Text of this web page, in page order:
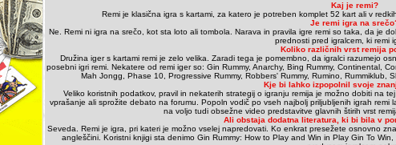
Kaj je remi?
Remi je klasična igra s kartami, za katero je potreben komplet 52 kart ali v
Je remi igra na
Ne. Remi ni igra na srečo, kot sta loto ali tombola. Narava in pravila igre remi so taka, da je
prednosti pred igralcem, ki remi
Koliko različnih vrst remija
Družina iger s kartami remi je zelo velika. Zaradi tega je pomembno, da igralci razumejo
posebni igri remi. Nekatere od remi iger so: Gin Rummy, Anarchy, Bing Rummy, Continental,
Mah Jongg, Phase 10, Progressive Rummy, Robbers' Rummy, Rumino, Rummiklub,
Kje bi lahko izpopolnil svoje
Veliko koristnih podatkov, pravil in nekaterih strategij o igranju remija je možno dobiti na
vprašanje ali sprožite debato na forumu. Popoln vodič po vseh najbolj priljubljenih igrah remi
na voljo tudi obsežne video predstavitve glavnih štirih vrst
Ali obstaja dodatna literatura, ki bi bila v
Seveda. Remi je igra, pri kateri je možno vselej napredovati. Ko enkrat presežete osnovno
angleščini. Koristni knjigi sta denimo Gin Rummy: How to Play and Win in Play Gin To